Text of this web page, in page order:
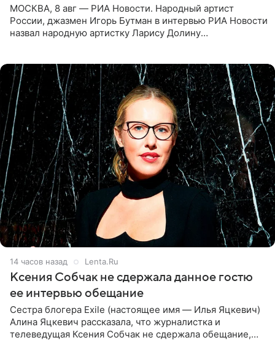
МОСКВА, 8 авг — РИА Новости. Народный артист
России, джазмен Игорь Бутман в интервью РИА Новости
назвал народную артистку Ларису Долину
14 часов назад Lenta.Ru
Ксения Собчак не сдержала данное гостю
ее интервью обещание
Сестра блогера Exile (настоящее имя — Илья Яцкевич)
Алина Яцкевич рассказала, что журналистка и
телеведущая Ксения Собчак не сдержала обещание,